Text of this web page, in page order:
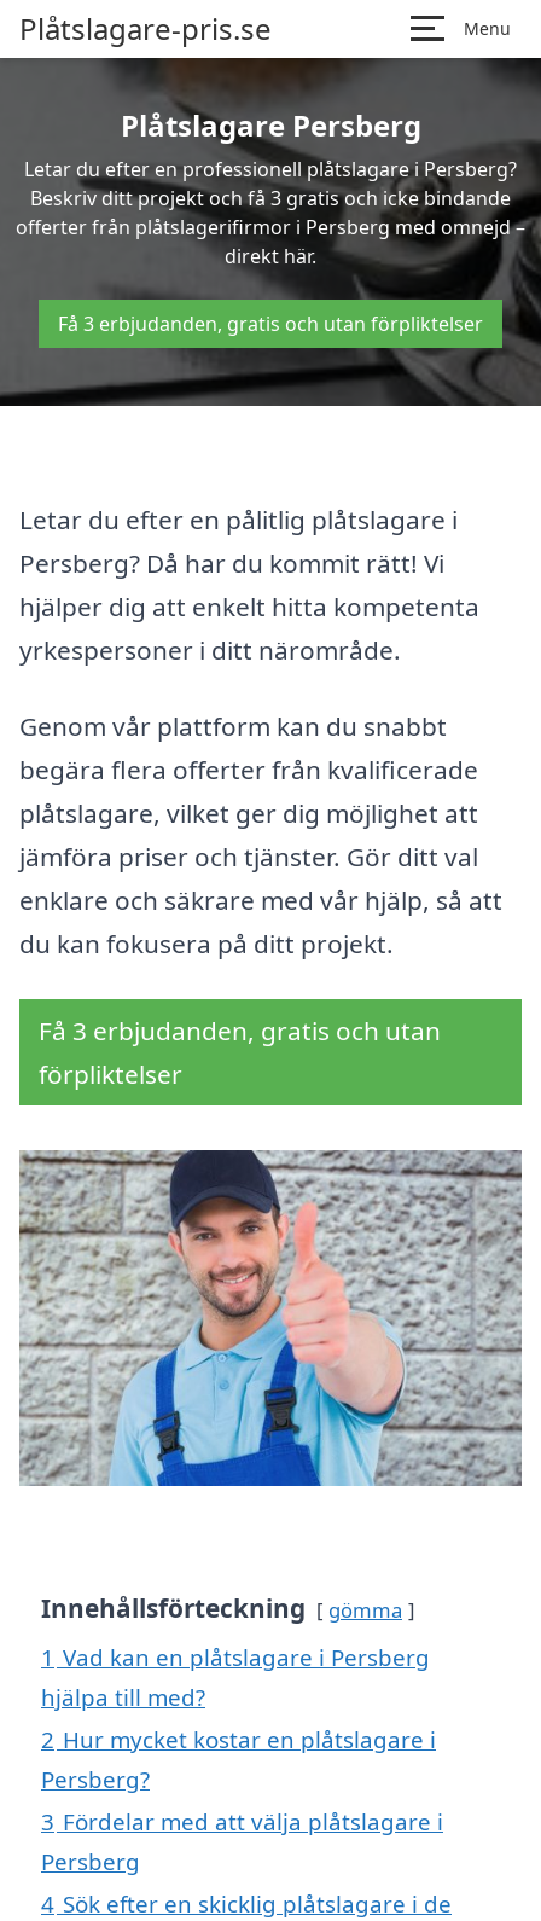
Plåtslagare-pris.se Menu
Plåtslagare Persberg
Letar du efter en professionell plåtslagare i Persberg?
Beskriv ditt projekt och få 3 gratis och icke bindande
offerter från plåtslagerifirmor i Persberg med omnejd –
direkt här.
Få 3 erbjudanden, gratis och utan förpliktelser
Letar du efter en pålitlig plåtslagare i
Persberg? Då har du kommit rätt! Vi
hjälper dig att enkelt hitta kompetenta
yrkespersoner i ditt närområde.
Genom vår plattform kan du snabbt
begära flera offerter från kvalificerade
plåtslagare, vilket ger dig möjlighet att
jämföra priser och tjänster. Gör ditt val
enklare och säkrare med vår hjälp, så att
du kan fokusera på ditt projekt.
Få 3 erbjudanden, gratis och utan
förpliktelser
Innehållsförteckning gömma
1 Vad kan en plåtslagare i Persberg
hjälpa till med?
2 Hur mycket kostar en plåtslagare i
Persberg?
3 Fördelar med att välja plåtslagare i
Persberg
4 Sök efter en skicklig plåtslagare i de